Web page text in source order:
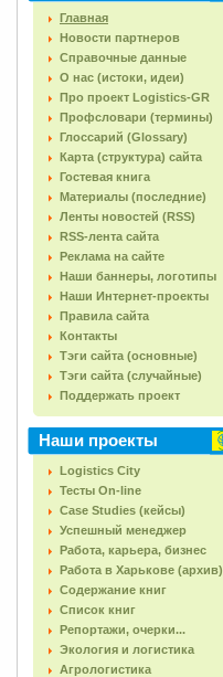
Главная
Новости партнеров
Справочные данные
О нас (истоки, идеи)
Про проект Logistics-GR
Профсловари (термины)
Глоссарий (Glossary)
Карта (структура) сайта
Гостевая книга
Материалы (последние)
Ленты новостей (RSS)
RSS-лента сайта
Реклама на сайте
Наши баннеры, логотипы
Наши Интернет-проекты
Правила сайта
Контакты
Тэги сайта (основные)
Тэги сайта (случайные)
Поддержать проект
Наши проекты
Logistics City
Тесты On-line
Case Studies (кейсы)
Успешный менеджер
Работа, карьера, бизнес
Работа в Харькове (архив)
Содержание книг
Список книг
Репортажи, очерки...
Экология и логистика
Агрологистика